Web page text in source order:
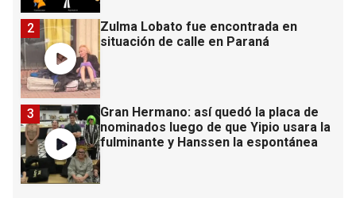
Zulma Lobato fue encontrada en
situación de calle en Paraná
2
Gran Hermano: así quedó la placa de
nominados luego de que Yipio usara la
fulminante y Hanssen la espontánea
3